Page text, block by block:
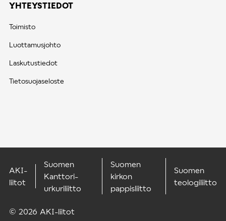
YHTEYSTIEDOT
Toimisto
Luottamusjohto
Laskutustiedot
Tietosuojaseloste
© 2026 AKI-liitot
AKI-
liitot
Suomen
Kanttori-
urkuriliitto
Suomen
kirkon
pappisliitto
Suomen
teologiliitto